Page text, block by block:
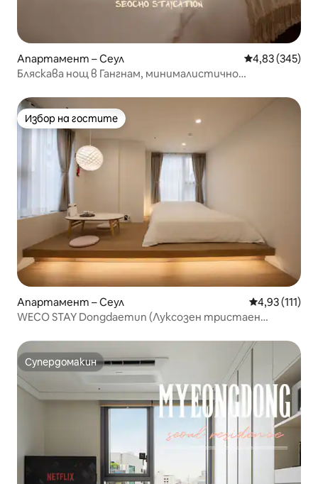
Апартамент – Сеул Средна
4,83 (345)
Бляскава нощ в Гангнам, минималистично
Избор на гостите
Избор на гостите
Апартамент – Сеул Средна
4,93 (111)
WECO STAY Dongdaemun (Луксозен тристаен
Супердомакин
Супердомакин